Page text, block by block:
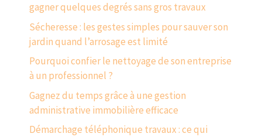
gagner quelques degrés sans gros travaux
Sécheresse : les gestes simples pour sauver son
jardin quand l’arrosage est limité
Pourquoi confier le nettoyage de son entreprise
à un professionnel ?
Gagnez du temps grâce à une gestion
administrative immobilière efficace
Démarchage téléphonique travaux : ce qui